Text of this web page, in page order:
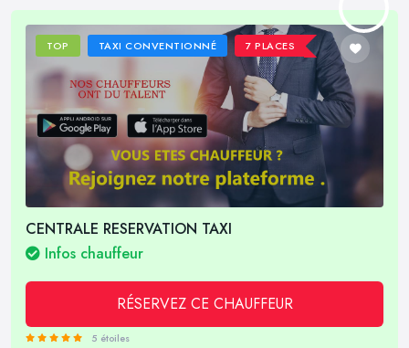
TOP TAXI CONVENTIONNÉ 7 PLACES
CENTRALE RESERVATION TAXI
Infos chauffeur
RÉSERVEZ CE CHAUFFEUR
5 étoiles